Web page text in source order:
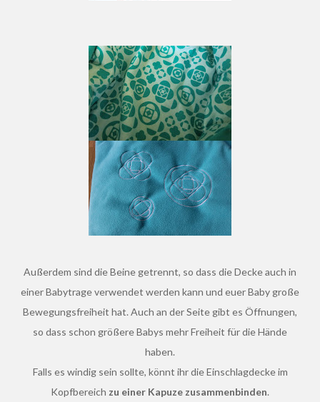
Außerdem sind die Beine getrennt, so dass die Decke auch in
einer Babytrage verwendet werden kann und euer Baby große
Bewegungsfreiheit hat. Auch an der Seite gibt es Öffnungen,
so dass schon größere Babys mehr Freiheit für die Hände
haben.
Falls es windig sein sollte, könnt ihr die Einschlagdecke im
Kopfbereich zu einer Kapuze zusammenbinden.